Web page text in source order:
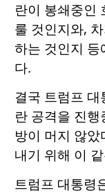
란이 봉쇄중인
룰 것인지와,
하는 것인지
다.
결국 트럼프
란 공격을 진
방이 머지 않
내기 위해 이
트럼프 대통령